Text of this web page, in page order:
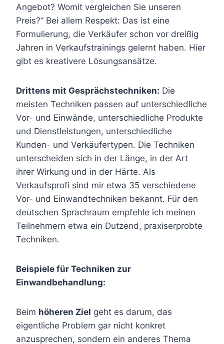
Angebot? Womit vergleichen Sie unseren
Preis?“ Bei allem Respekt: Das ist eine
Formulierung, die Verkäufer schon vor dreißig
Jahren in Verkaufstrainings gelernt haben. Hier
gibt es kreativere Lösungsansätze.
Drittens mit Gesprächstechniken: Die
meisten Techniken passen auf unterschiedliche
Vor- und Einwände, unterschiedliche Produkte
und Dienstleistungen, unterschiedliche
Kunden- und Verkäufertypen. Die Techniken
unterscheiden sich in der Länge, in der Art
ihrer Wirkung und in der Härte. Als
Verkaufsprofi sind mir etwa 35 verschiedene
Vor- und Einwandtechniken bekannt. Für den
deutschen Sprachraum empfehle ich meinen
Teilnehmern etwa ein Dutzend, praxiserprobte
Techniken.
Beispiele für Techniken zur
Einwandbehandlung:
Beim höheren Ziel geht es darum, das
eigentliche Problem gar nicht konkret
anzusprechen, sondern ein anderes Thema